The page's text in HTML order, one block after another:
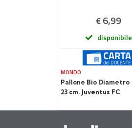
€6,99
disponibile
MONDO
Pallone Bio Diametro
23 cm. Juventus FC